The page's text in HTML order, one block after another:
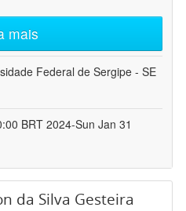
mais
Federal de Sergipe - SE
BRT 2024-Sun Jan 31
da Silva Gesteira